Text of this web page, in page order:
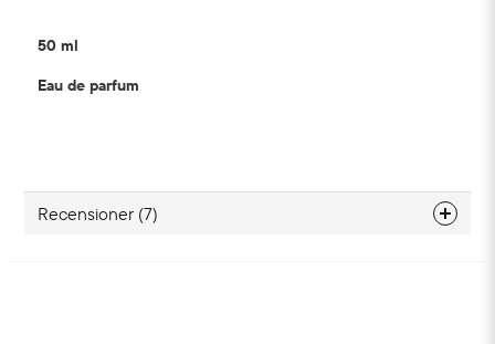
50 ml
Eau de parfum
Recensioner (7)